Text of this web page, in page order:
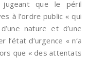
jugeant que le péril
à l’ordre public « qui
nature et d’une
d’urgence « n’a
que « des attentats